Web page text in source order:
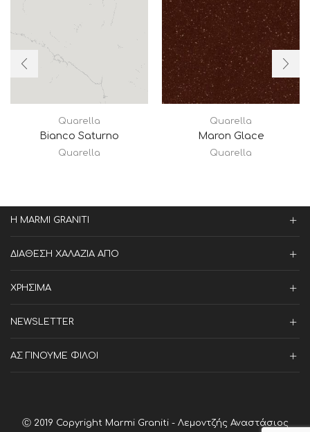
Quarella
Bianco Saturno
Quarella
Quarella
Maron Glace
Quarella
Η MARMI GRANITI
ΔΙΑΘΕΣΗ ΧΑΛΑΖΙΑ ΑΠΟ
ΧΡΗΣΙΜΑ
NEWSLETTER
ΑΣ ΓΙΝΟΥΜΕ ΦΙΛΟΙ
Ⓒ 2019 Copyright Marmi Graniti - Λεμοντζής Αναστάσιος